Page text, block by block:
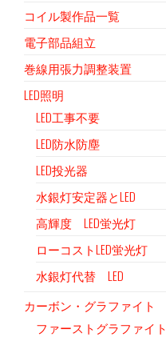
コイル製作品一覧
電子部品組立
巻線用張力調整装置
LED照明
LED工事不要
LED防水防塵
LED投光器
水銀灯安定器とLED
高輝度 LED蛍光灯
ローコストLED蛍光灯
水銀灯代替 LED
カーボン・グラファイト
ファーストグラファイト